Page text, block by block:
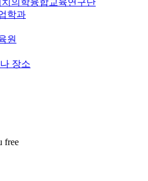
학과
원
장소
free